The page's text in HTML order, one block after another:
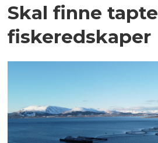
Skal finne tapte
fiskeredskaper